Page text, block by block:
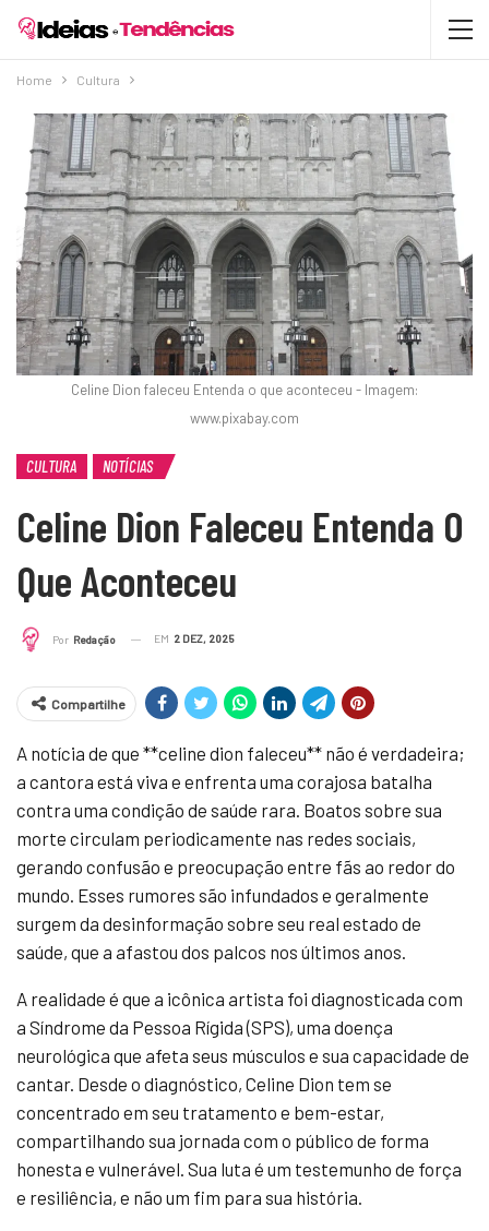
Home Cultura
Celine Dion faleceu Entenda o que aconteceu - Imagem:
www.pixabay.com
CULTURA NOTÍCIAS
Celine Dion Faleceu Entenda O
Que Aconteceu
Por Redação EM 2 DEZ, 2025
Compartilhe
A notícia de que **celine dion faleceu** não é verdadeira;
a cantora está viva e enfrenta uma corajosa batalha
contra uma condição de saúde rara. Boatos sobre sua
morte circulam periodicamente nas redes sociais,
gerando confusão e preocupação entre fãs ao redor do
mundo. Esses rumores são infundados e geralmente
surgem da desinformação sobre seu real estado de
saúde, que a afastou dos palcos nos últimos anos.
A realidade é que a icônica artista foi diagnosticada com
a Síndrome da Pessoa Rígida (SPS), uma doença
neurológica que afeta seus músculos e sua capacidade de
cantar. Desde o diagnóstico, Celine Dion tem se
concentrado em seu tratamento e bem-estar,
compartilhando sua jornada com o público de forma
honesta e vulnerável. Sua luta é um testemunho de força
e resiliência, e não um fim para sua história.